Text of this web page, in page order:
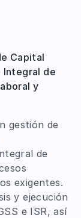
Capital
Integral de
y
gestión de
de
exigentes.
y ejecución
e ISR, así